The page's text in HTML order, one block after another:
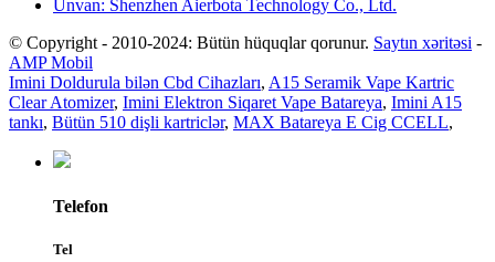
Ünvan: Shenzhen Aierbota Technology Co., Ltd.
© Copyright - 2010-2024: Bütün hüquqlar qorunur. Saytın xəritəsi -
AMP Mobil
Imini Doldurula bilən Cbd Cihazları, A15 Seramik Vape Kartric
Clear Atomizer, Imini Elektron Siqaret Vape Batareya, Imini A15
tankı, Bütün 510 dişli kartriclər, MAX Batareya E Cig CCELL,
Telefon
Tel